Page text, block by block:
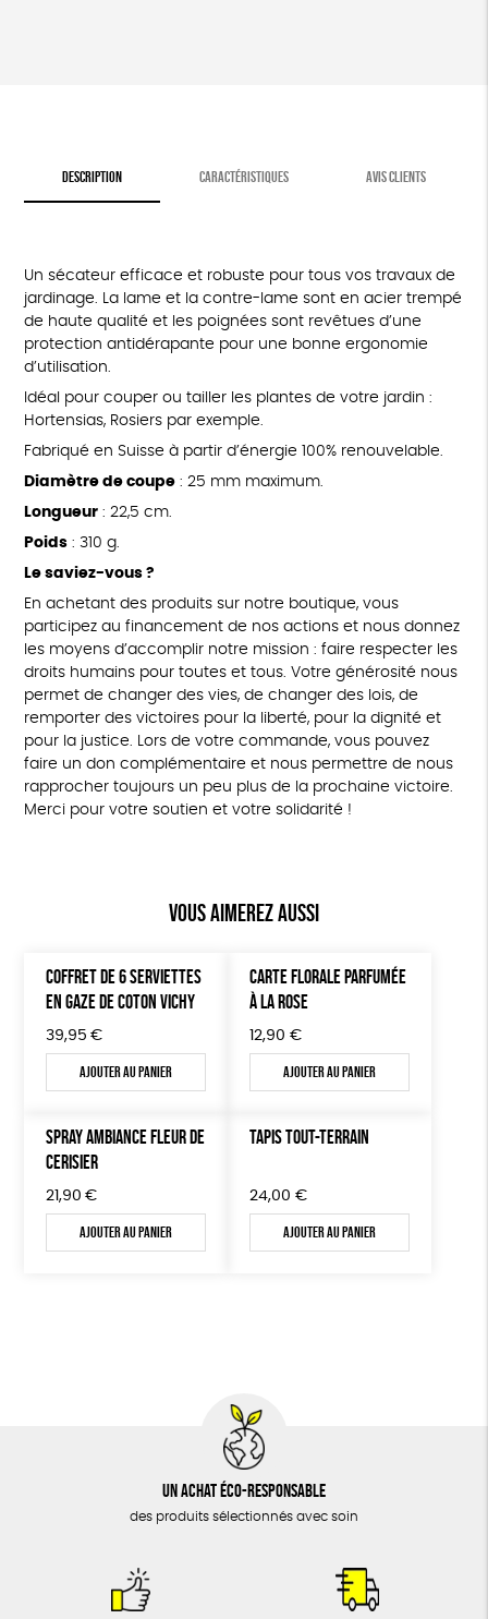
DESCRIPTION CARACTÉRISTIQUES AVIS CLIENTS
Un sécateur efficace et robuste pour tous vos travaux de
jardinage. La lame et la contre-lame sont en acier trempé
de haute qualité et les poignées sont revêtues d’une
protection antidérapante pour une bonne ergonomie
d’utilisation.
Idéal pour couper ou tailler les plantes de votre jardin :
Hortensias, Rosiers par exemple.
Fabriqué en Suisse à partir d’énergie 100% renouvelable.
Diamètre de coupe: 25 mm maximum.
Longueur: 22,5 cm.
Poids: 310 g.
Le saviez-vous ?
En achetant des produits sur notre boutique, vous
participez au financement de nos actions et nous donnez
les moyens d’accomplir notre mission : faire respecter les
droits humains pour toutes et tous. Votre générosité nous
permet de changer des vies, de changer des lois, de
remporter des victoires pour la liberté, pour la dignité et
pour la justice. Lors de votre commande, vous pouvez
faire un don complémentaire et nous permettre de nous
rapprocher toujours un peu plus de la prochaine victoire.
Merci pour votre soutien et votre solidarité !
Vous aimerez aussi
COFFRET DE 6 SERVIETTES
EN GAZE DE COTON VICHY
39,95 €
Ajouter au panier
CARTE FLORALE PARFUMÉE
À LA ROSE
12,90 €
Ajouter au panier
SPRAY AMBIANCE FLEUR DE
CERISIER
21,90 €
Ajouter au panier
TAPIS TOUT-TERRAIN
24,00 €
Ajouter au panier
Un achat éco-responsable
des produits sélectionnés avec soin